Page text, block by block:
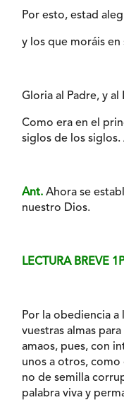
Por esto, estad
y los que moráis en
Gloria al Padre, y
Como era en el
siglos de los siglos.
Ant. Ahora se
nuestro Dios.
LECTURA BREVE
Por la obediencia
vuestras almas
amaos, pues, con
unos a otros,
no de semilla
palabra viva y